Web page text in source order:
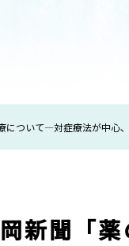
について—対症療法が中心
新聞「薬